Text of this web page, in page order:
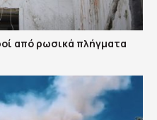
από ρωσικά πλήγματα